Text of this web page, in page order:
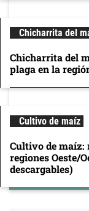
Chicharrita del
Chicharrita del
plaga en la
Cultivo de maíz
Cultivo de maíz:
regiones Oeste/
descargables)